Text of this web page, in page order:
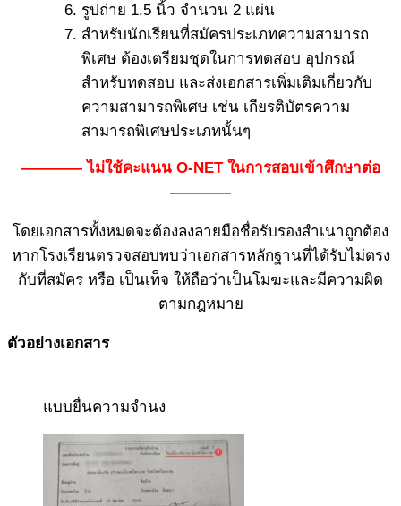
รูปถ่าย 1.5 นิ้ว จำนวน 2 แผ่น
สำหรับนักเรียนที่สมัครประเภทความสามารถ
พิเศษ ต้องเตรียมชุดในการทดสอบ อุปกรณ์
สำหรับทดสอบ และส่งเอกสารเพิ่มเติมเกี่ยวกับ
ความสามารถพิเศษ เช่น เกียรติบัตรความ
สามารถพิเศษประเภทนั้นๆ
———— ไม่ใช้คะแนน O-NET ในการสอบเข้าศึกษาต่อ
————
โดยเอกสารทั้งหมดจะต้องลงลายมือชื่อรับรองสำเนาถูกต้อง
หากโรงเรียนตรวจสอบพบว่าเอกสารหลักฐานที่ได้รับไม่ตรง
กับที่สมัคร หรือ เป็นเท็จ ให้ถือว่าเป็นโมฆะและมีความผิด
ตามกฎหมาย
ตัวอย่างเอกสาร
แบบยื่นความจำนง